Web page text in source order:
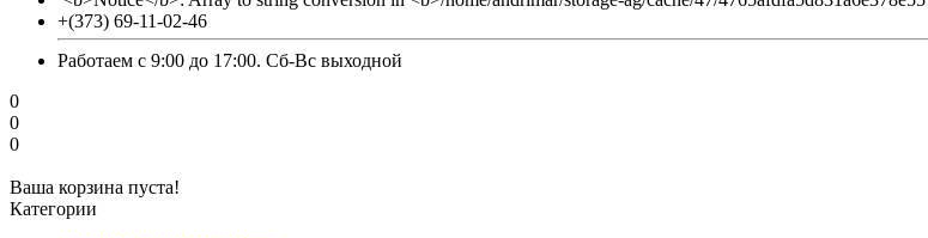
+(373) 69-11-02-46
Работаем с 9:00 до 17:00. Сб-Вс выходной
0
0
0
Ваша корзина пуста!
Категории